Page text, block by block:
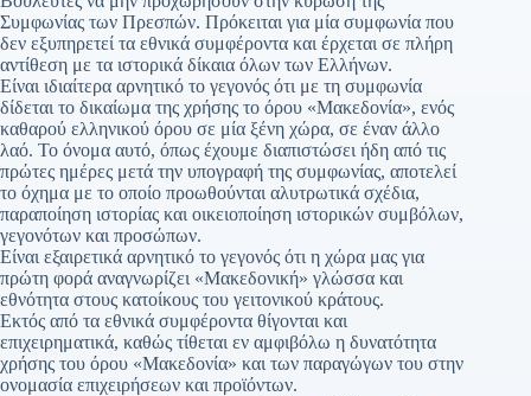
Συμφωνίας των Πρεσπών. Πρόκειται για μία συμφωνία που
δεν εξυπηρετεί τα εθνικά συμφέροντα και έρχεται σε πλήρη
αντίθεση με τα ιστορικά δίκαια όλων των Ελλήνων.
Είναι ιδιαίτερα αρνητικό το γεγονός ότι με τη συμφωνία
δίδεται το δικαίωμα της χρήσης το όρου «Μακεδονία», ενός
καθαρού ελληνικού όρου σε μία ξένη χώρα, σε έναν άλλο
λαό. Το όνομα αυτό, όπως έχουμε διαπιστώσει ήδη από τις
πρώτες ημέρες μετά την υπογραφή της συμφωνίας, αποτελεί
το όχημα με το οποίο προωθούνται αλυτρωτικά σχέδια,
παραποίηση ιστορίας και οικειοποίηση ιστορικών συμβόλων,
γεγονότων και προσώπων.
Είναι εξαιρετικά αρνητικό το γεγονός ότι η χώρα μας για
πρώτη φορά αναγνωρίζει «Μακεδονική» γλώσσα και
εθνότητα στους κατοίκους του γειτονικού κράτους.
Εκτός από τα εθνικά συμφέροντα θίγονται και
επιχειρηματικά, καθώς τίθεται εν αμφιβόλω η δυνατότητα
χρήσης του όρου «Μακεδονία» και των παραγώγων του στην
ονομασία επιχειρήσεων και προϊόντων.